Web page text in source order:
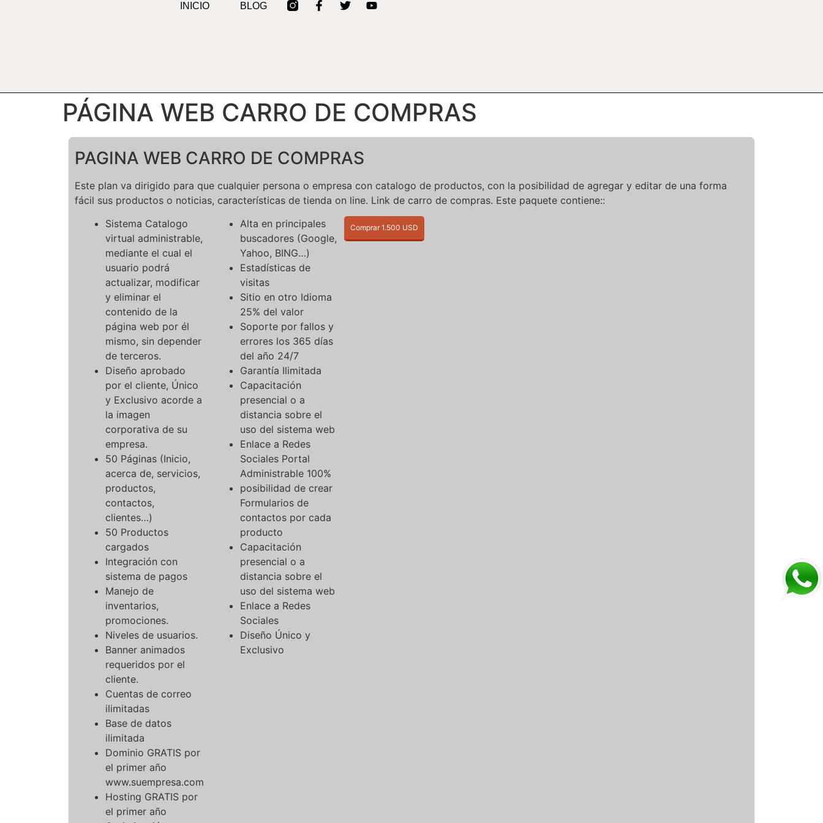
INICIO BLOG
PÁGINA WEB CARRO DE COMPRAS
PAGINA WEB CARRO DE COMPRAS
Este plan va dirigido para que cualquier persona o empresa con catalogo de productos, con la posibilidad de agregar y editar de una forma
fácil sus productos o noticias, características de tienda on line. Link de carro de compras. Este paquete contiene::
Sistema Catalogo
virtual administrable,
mediante el cual el
usuario podrá
actualizar, modificar
y eliminar el
contenido de la
página web por él
mismo, sin depender
de terceros.
Diseño aprobado
por el cliente, Único
y Exclusivo acorde a
la imagen
corporativa de su
empresa.
50 Páginas (Inicio,
acerca de, servicios,
productos,
contactos,
clientes…)
50 Productos
cargados
Integración con
sistema de pagos
Manejo de
inventarios,
promociones.
Niveles de usuarios.
Banner animados
requeridos por el
cliente.
Cuentas de correo
ilimitadas
Base de datos
ilimitada
Dominio GRATIS por
el primer año
www.suempresa.com
Hosting GRATIS por
el primer año
Alta en principales
buscadores (Google,
Yahoo, BING…)
Estadísticas de
visitas
Sitio en otro Idioma
25% del valor
Soporte por fallos y
errores los 365 días
del año 24/7
Garantía Ilimitada
Capacitación
presencial o a
distancia sobre el
uso del sistema web
Enlace a Redes
Sociales Portal
Administrable 100%
posibilidad de crear
Formularios de
contactos por cada
producto
Capacitación
presencial o a
distancia sobre el
uso del sistema web
Enlace a Redes
Sociales
Diseño Único y
Exclusivo
Comprar 1.500 USD